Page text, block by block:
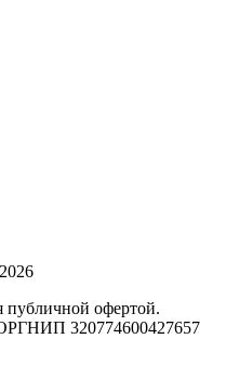
публичной офертой.
320774600427657